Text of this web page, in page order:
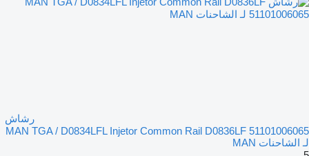
رشاش
MAN TGA / D0834LFL Injetor Common Rail D0836LF 51101006065
لـ الشاحنات MAN